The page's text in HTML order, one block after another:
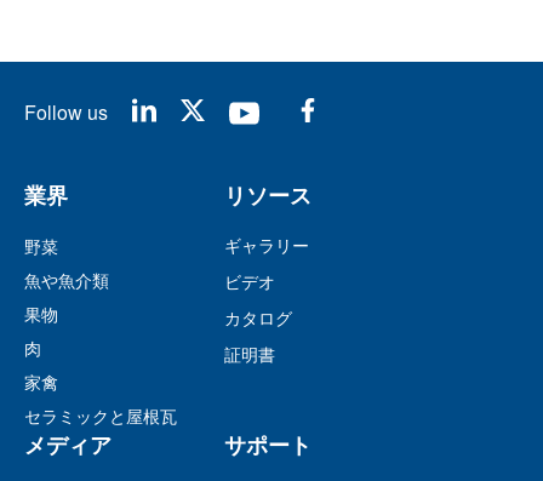
Follow us
業界
野菜
魚や魚介類
果物
肉
家禽
セラミックと屋根瓦
リソース
ギャラリー
ビデオ
カタログ
証明書
メディア サポート